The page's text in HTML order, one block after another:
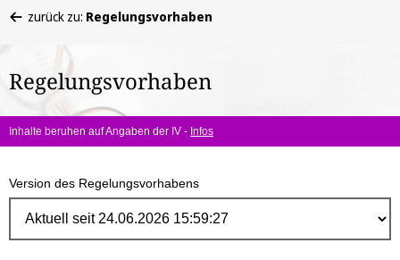
befinden
hier:
zurück zu: Regelungsvorhaben
Regelungsvorhaben
Inhalte beruhen auf Angaben der IV - Infos
Version des Regelungsvorhabens